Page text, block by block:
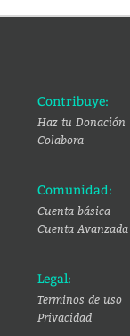
Contribuye:
Haz tu Donación
Colabora
Comunidad:
Cuenta básica
Cuenta Avanzada
Legal:
Terminos de uso
Privacidad